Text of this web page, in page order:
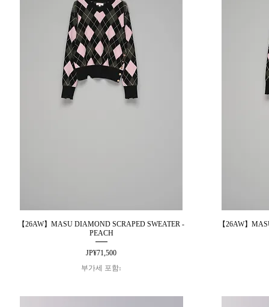
제품보기
【26AW】MASU DIAMOND SCRAPED SWEATER -
PEACH
가격
JP¥71,500
부가세 포함:
【26AW】